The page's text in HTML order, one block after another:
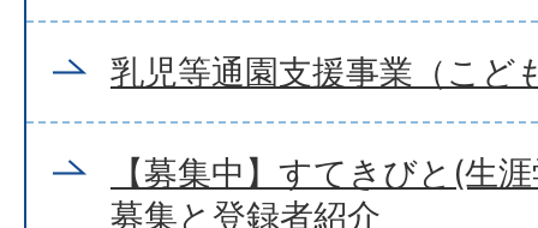
乳児等通園支援事業（こど
【募集中】すてきびと(生
募集と登録者紹介